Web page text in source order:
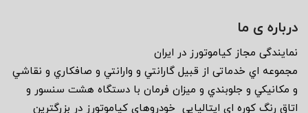
درباره ی ما
نمايندگى مجاز كياموتورز در ايران
مجموعه اي خدماتى از قبيل گارانتي و وارانتي و صافكاري و نقاشي
و مكانيكي و جلوبندي و ميزان فرمان با دستگاه هشت سنسور و
اتاق رنگ كوره اى ايتاليايى خودروهاى كياموتورز در بزرگترين